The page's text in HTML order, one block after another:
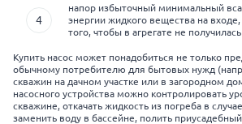
напор избыточный минимальный
энергии жидкого вещества на
того, чтобы в агрегате не
Купить насос может понадобиться не только
обычному потребителю для бытовых нужд
скважин на дачном участке или в загородном
насосного устройства можно контролировать
скважине, откачать жидкость из погреба в
заменить воду в бассейне, полить приусадебный